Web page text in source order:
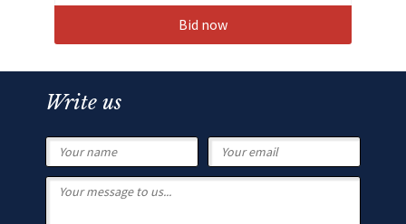
Bid now
Write us